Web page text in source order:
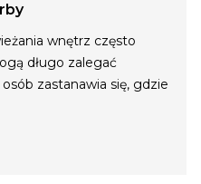
wnętrz często
długo zalegać
zastanawia się, gdzie